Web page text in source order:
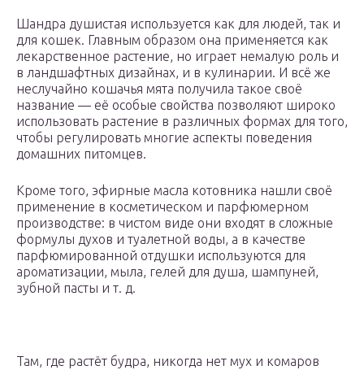
Шандра душистая используется как для людей, так и
для кошек. Главным образом она применяется как
лекарственное растение, но играет немалую роль и
в ландшафтных дизайнах, и в кулинарии. И всё же
неслучайно кошачья мята получила такое своё
название — её особые свойства позволяют широко
использовать растение в различных формах для того,
чтобы регулировать многие аспекты поведения
домашних питомцев.
Кроме того, эфирные масла котовника нашли своё
применение в косметическом и парфюмерном
производстве: в чистом виде они входят в сложные
формулы духов и туалетной воды, а в качестве
парфюмированной отдушки используются для
ароматизации, мыла, гелей для душа, шампуней,
зубной пасты и т. д.
Там, где растёт будра, никогда нет мух и комаров